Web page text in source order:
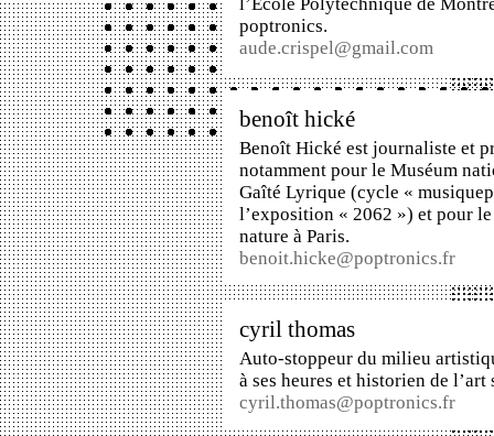
poptronics.
aude.crispel@gmail.com
benoît hické
Benoît Hické est journaliste et
notamment pour le Muséum
Gaîté Lyrique (cycle «
l’exposition « 2062 ») et pour
nature à Paris.
benoit.hicke@poptronics.fr
cyril thomas
Auto-stoppeur du milieu
à ses heures et historien de l’art
cyril.thomas@poptronics.fr